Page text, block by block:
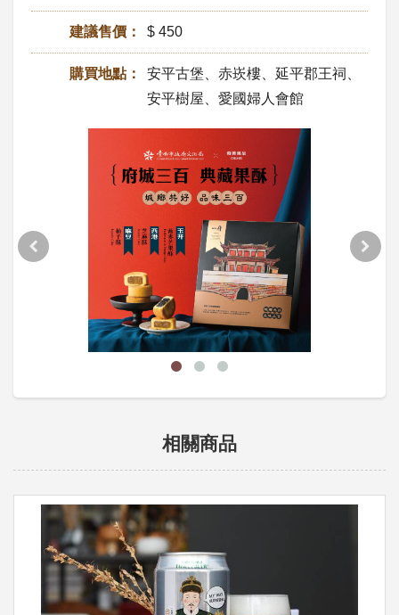
建議售價： $ 450
購買地點：
安平古堡、赤崁樓、延平郡王祠、
安平樹屋、愛國婦人會館
相關商品